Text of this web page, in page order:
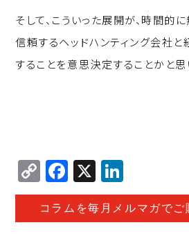
そして、こういった展開が、時間的
信頼するヘッドハンティング会社と
することを意思決定することかと思
C
o
p
F
a
c
X
n
k
コラムを毎月メルマガでご